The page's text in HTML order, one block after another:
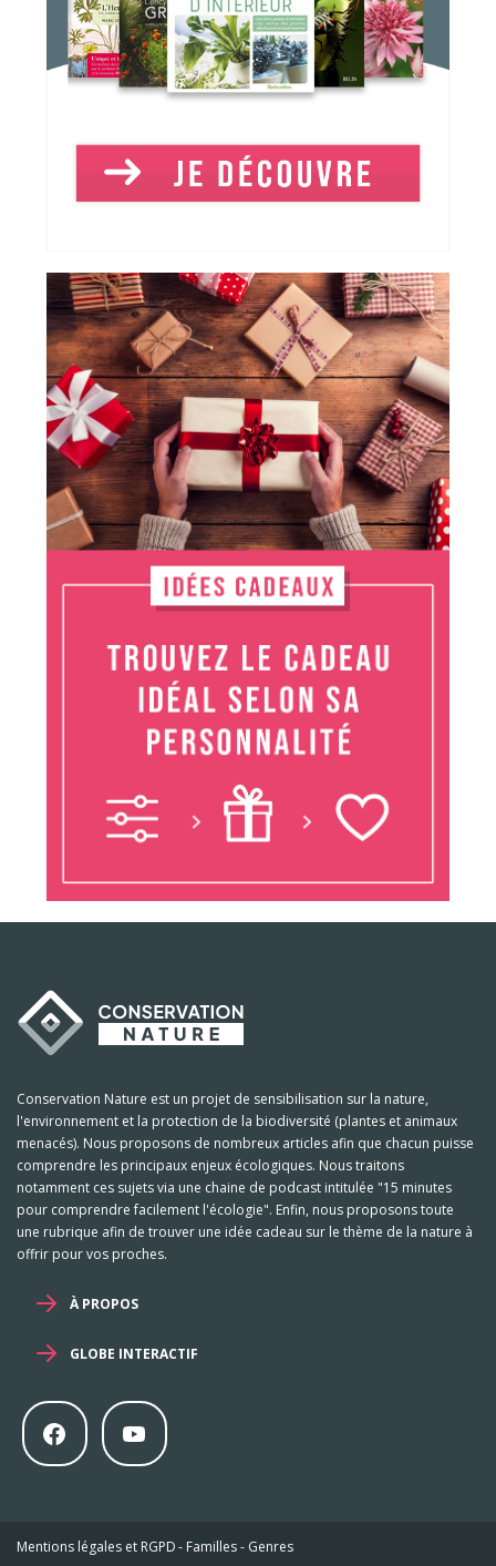
Conservation Nature est un projet de sensibilisation sur la nature,
l'environnement et la protection de la biodiversité (plantes et animaux
menacés). Nous proposons de nombreux articles afin que chacun puisse
comprendre les principaux enjeux écologiques. Nous traitons
notamment ces sujets via une chaine de podcast intitulée "15 minutes
pour comprendre facilement l'écologie". Enfin, nous proposons toute
une rubrique afin de trouver une idée cadeau sur le thème de la nature à
offrir pour vos proches.
À PROPOS
GLOBE INTERACTIF
Mentions légales et RGPD- Familles- Genres